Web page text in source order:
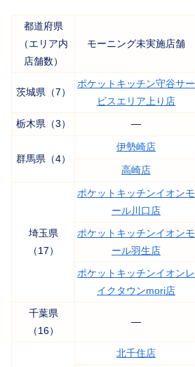
都道府県
（エリア内
店舗数）
モーニング未実施店舗
茨城県（7）
ポケットキッチン守谷サー
ビスエリア上り店
栃木県（3） ―
群馬県（4）
伊勢崎店
高崎店
埼玉県
（17）
ポケットキッチンイオンモ
ール川口店
ポケットキッチンイオンモ
ール羽生店
ポケットキッチンイオンレ
イクタウンmori店
千葉県
（16）
―
北千住店